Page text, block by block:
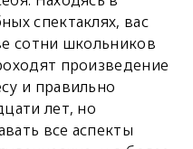
спектаклях, вас
сотни школьников
произведение
и правильно
лет, но
все аспекты